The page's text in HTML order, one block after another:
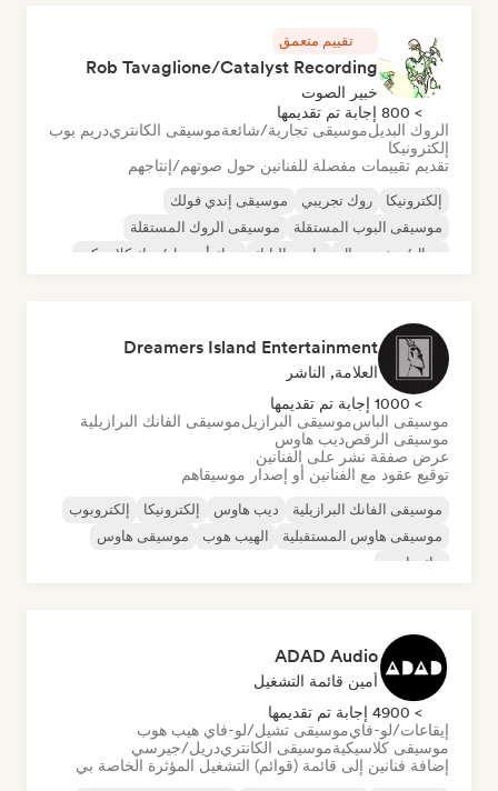
تقييم متعمق
Rob Tavaglione/Catalyst Recording
خبير الصوت
> 800 إجابة تم تقديمها
الروك البديلموسيقى تجارية/شائعةموسيقى الكانتريدريم بوب
إلكترونيكا
تقديم تقييمات مفصلة للفنانين حول صوتهم/إنتاجهم
إلكترونيكا روك تجريبي
موسيقى إندي فولك
موسيقى البوب المستقلة
موسيقى الروك المستقلة
ميتال/هيفي ميتال
ما بعد البانك روك أند رول/روك كلاسيكي
Dreamers Island Entertainment
العلامة, الناشر
> 1000 إجابة تم تقديمها
موسيقى الباسموسيقى البرازيلموسيقى الفانك البرازيلية
موسيقى الرقصديب هاوس
عرض صفقة نشر على الفنانين
توقيع عقود مع الفنانين أو إصدار موسيقاهم
موسيقى الفانك البرازيلية ديب هاوس إلكترونيكا
إلكتروبوب
موسيقى هاوس المستقبلية
الهيب هوب
موسيقى هاوس
تيك هاوس
ADAD Audio
أمين قائمة التشغيل
> 4900 إجابة تم تقديمها
إيقاعات/لو-فايموسيقى تشيل/لو-فاي هيب هوب
موسيقى كلاسيكيةموسيقى الكانتريدريل/جيرسي
إضافة فنانين إلى قائمة (قوائم) التشغيل المؤثرة الخاصة بي